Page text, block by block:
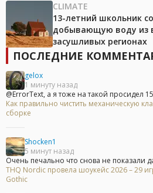
CLIMATE
13-летний школьник
добывающую воду из
засушливых регионах
ПОСЛЕДНИЕ
gelox
1 минуту назад
@ErrorText, а я тоже на такой просидел 15
Как правильно чистить механическую
сборке
Shocken1
5 минут назад
Очень печально что снова не показали
THQ Nordic провела шоукейс 2026 – 29
Gothic